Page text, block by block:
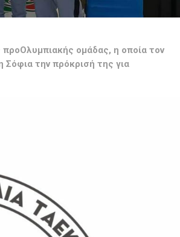
ομάδας, η οποία τον
Σόφια την πρόκρισή της για